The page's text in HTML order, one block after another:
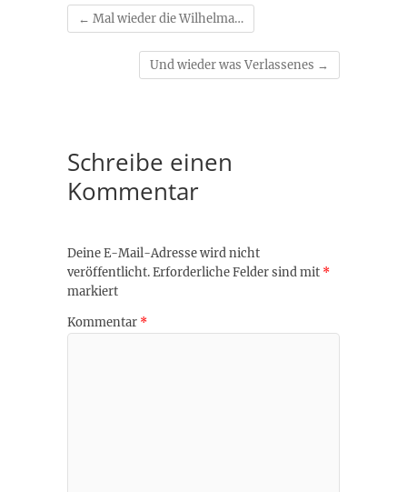
← Mal wieder die Wilhelma…
Und wieder was Verlassenes →
Schreibe einen
Kommentar
Deine E-Mail-Adresse wird nicht
veröffentlicht.Erforderliche Felder sind mit *
markiert
Kommentar *